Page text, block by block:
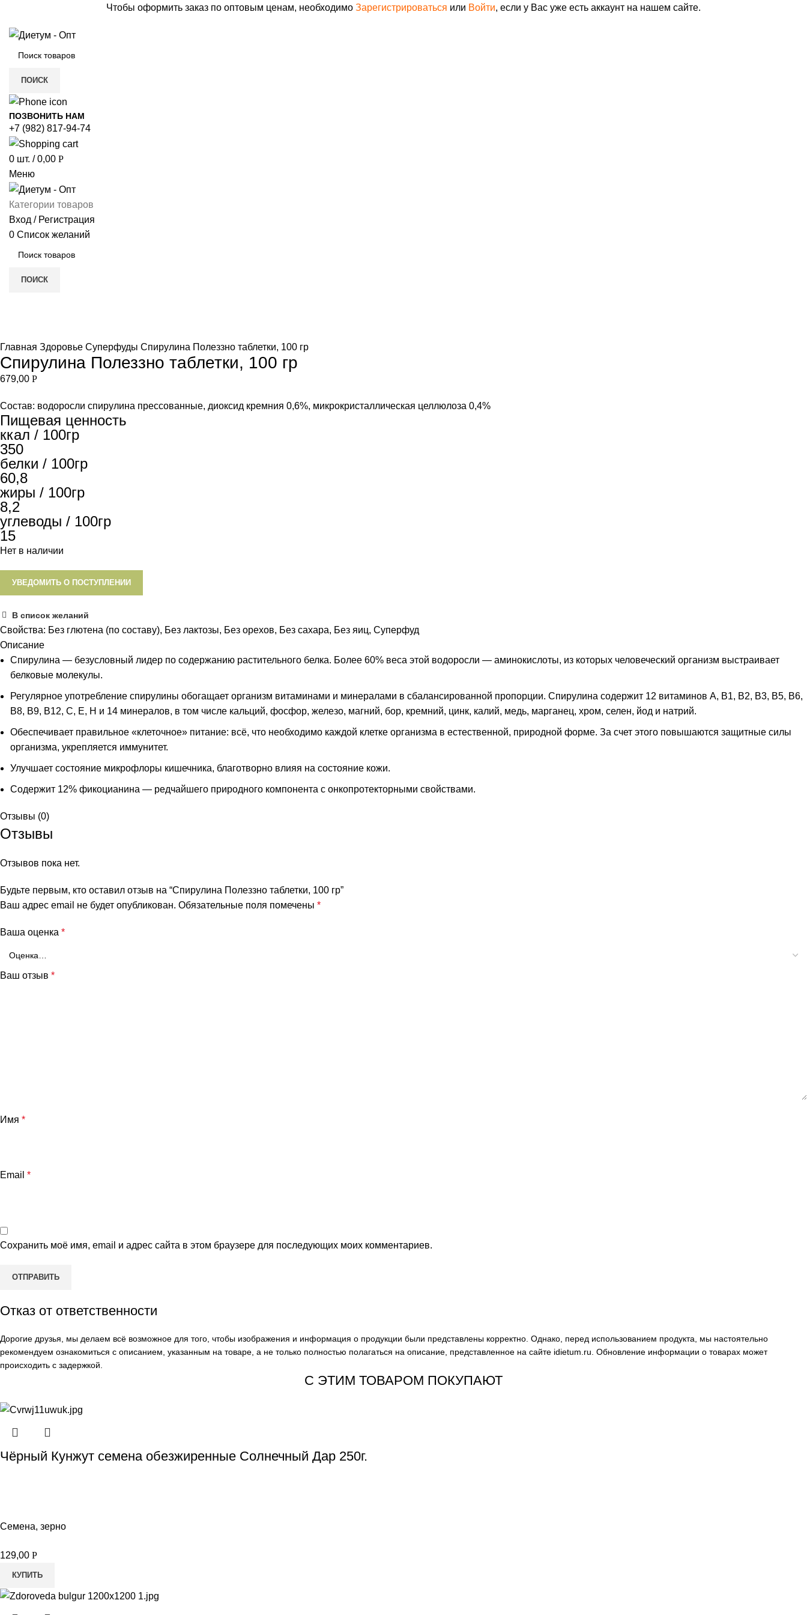
Чтобы оформить заказ по оптовым ценам, необходимо Зарегистрироваться или Войти, если у Вас уже есть аккаунт на нашем сайте.
ПОИСК
ПОЗВОНИТЬ НАМ
+7 (982) 817-94-74
0 шт. / 0,00 Р
Меню
Категории товаров
Вход / Регистрация
0 Список желаний
ПОИСК
Главная Здоровье Суперфуды Спирулина Полеззно таблетки, 100 гр
Спирулина Полеззно таблетки, 100 гр
679,00 Р
Состав: водоросли спирулина прессованные, диоксид кремния 0,6%, микрокристаллическая целлюлоза 0,4%
Пищевая ценность
ккал / 100гр
350
белки / 100гр
60,8
жиры / 100гр
8,2
углеводы / 100гр
15
Нет в наличии
УВЕДОМИТЬ О ПОСТУПЛЕНИИ
В список желаний
Свойства: Без глютена (по составу), Без лактозы, Без орехов, Без сахара, Без яиц, Суперфуд
Описание
Спирулина — безусловный лидер по содержанию растительного белка. Более 60% веса этой водоросли — аминокислоты, из которых человеческий организм выстраивает
белковые молекулы.
Регулярное употребление спирулины обогащает организм витаминами и минералами в сбалансированной пропорции. Спирулина содержит 12 витаминов А, В1, В2, B3, В5, В6,
B8, В9, B12, C, Е, H и 14 минералов, в том числе кальций, фосфор, железо, магний, бор, кремний, цинк, калий, медь, марганец, хром, селен, йод и натрий.
Обеспечивает правильное «клеточное» питание: всё, что необходимо каждой клетке организма в естественной, природной форме. За счет этого повышаются защитные силы
организма, укрепляется иммунитет.
Улучшает состояние микрофлоры кишечника, благотворно влияя на состояние кожи.
Содержит 12% фикоцианина — редчайшего природного компонента с онкопротекторными свойствами.
Отзывы (0)
Отзывы
Отзывов пока нет.
Будьте первым, кто оставил отзыв на “Спирулина Полеззно таблетки, 100 гр”
Ваш адрес email не будет опубликован. Обязательные поля помечены *
Ваша оценка *
Ваш отзыв *
Имя *
Email *
Сохранить моё имя, email и адрес сайта в этом браузере для последующих моих комментариев.
Отказ от ответственности
Дорогие друзья, мы делаем всё возможное для того, чтобы изображения и информация о продукции были представлены корректно. Однако, перед использованием продукта, мы настоятельно
рекомендуем ознакомиться с описанием, указанным на товаре, а не только полностью полагаться на описание, представленное на сайте idietum.ru . Обновление информации о товарах может
происходить с задержкой.
С ЭТИМ ТОВАРОМ ПОКУПАЮТ
Чёрный Кунжут семена обезжиренные Солнечный Дар 250г.
Семена, зерно
129,00 Р
КУПИТЬ